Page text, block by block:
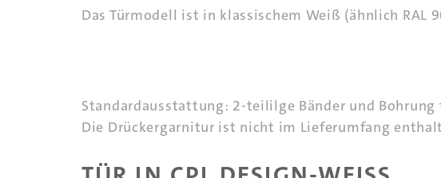
Das Türmodell ist in klassischem Weiß (ähnlich RAL
Standardausstattung: 2-teililge Bänder und Bohrung
Die Drückergarnitur ist nicht im Lieferumfang